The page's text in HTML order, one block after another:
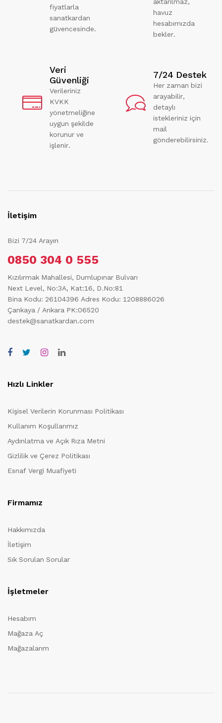
fiyatlarla
sanatkardan
güvencesinde.
havuz
hesabımızda
bekler.
Veri
Güvenliği
Verileriniz
KVKK
yönetmeliğine
uygun şekilde
korunur ve
işlenir.
7/24 Destek
Her zaman bizi
arayabilir,
detaylı
istekleriniz için
mail
gönderebilirsiniz.
İletişim
Bizi 7/24 Arayın
0850 304 0 555
Kızılırmak Mahallesi, Dumlupınar Bulvarı
Next Level, No:3A, Kat:16, D.No:81
Bina Kodu: 26104396 Adres Kodu: 1208886026
Çankaya / Ankara PK:06520
destek@sanatkardan.com
Hızlı Linkler
Kişisel Verilerin Korunması Politikası
Kullanım Koşullarımız
Aydınlatma ve Açık Rıza Metni
Gizlilik ve Çerez Politikası
Esnaf Vergi Muafiyeti
Firmamız
Hakkımızda
İletişim
Sık Sorulan Sorular
İşletmeler
Hesabım
Mağaza Aç
Mağazalarım